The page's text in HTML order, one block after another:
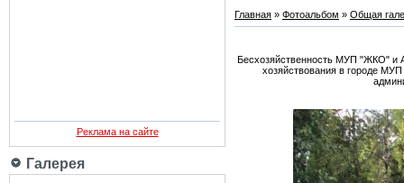
Реклама на сайте
Галерея
Главная » Фотоальбом » Общая
Бесхозяйственность МУП "ЖКО" и
хозяйствования в городе